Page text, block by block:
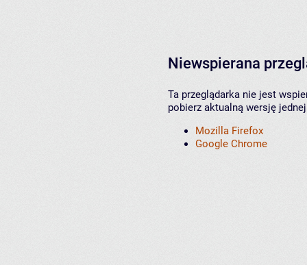
Niewspierana
Ta przeglądarka nie jest
pobierz aktualną wersję
Mozilla Firefox
Google Chrome